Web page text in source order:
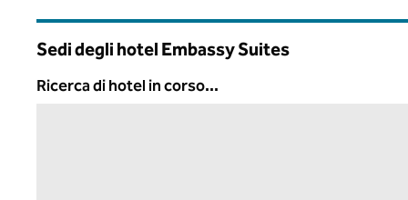
Sedi degli hotel Embassy Suites
Ricerca di hotel in corso...